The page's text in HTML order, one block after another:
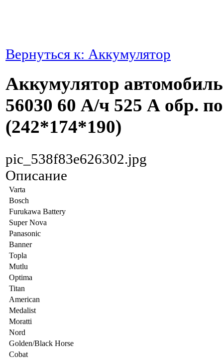
Вернуться к: Аккумулятор
Аккумулятор
56030 60 А/ч 525 А обр.
(242*174*190)
pic_538f83e626302.jpg
Описание
Varta
Bosch
Furukawa Battery
Super Nova
Panasonic
Banner
Topla
Mutlu
Optima
Titan
American
Medalist
Moratti
Nord
Golden/Black Horse
Cobat